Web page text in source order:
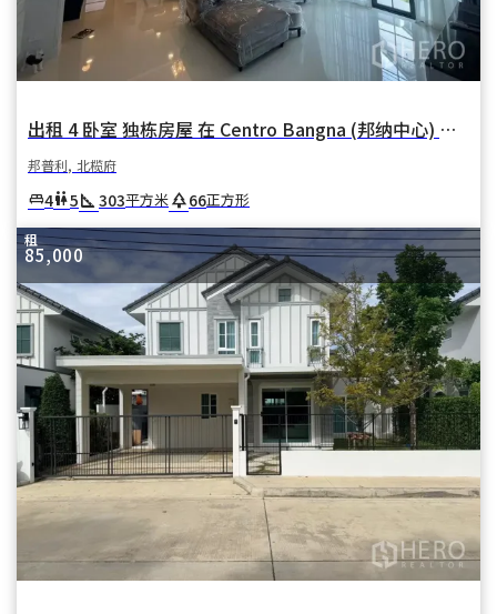
出租 4 卧室 独栋房屋 在 Centro Bangna (邦纳中心) 在 邦卡奥 邦普利 北榄府
邦普利, 北榄府
king_bed4wc5square_foot 303平方米park66正方形
租
85,000